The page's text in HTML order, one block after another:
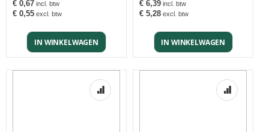
IN WINKELWAGEN
€ 0,67
€ 0,55
IN WINKELWAGEN
€ 6,39
€ 5,28